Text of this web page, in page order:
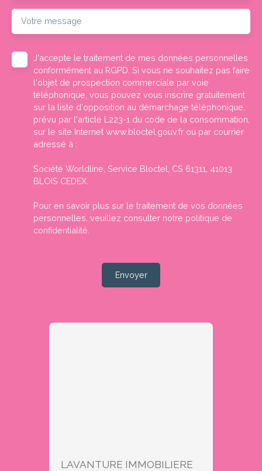
Votre message
J'accepte le traitement de mes données personnelles
conformément au RGPD. Si vous ne souhaitez pas faire
l'objet de prospection commerciale par voie
téléphonique, vous pouvez vous inscrire gratuitement
sur la liste d'opposition au démarchage téléphonique,
prévu par l'article L223-1 du code de la consommation,
sur le site Internet www.bloctel.gouv.fr ou par courrier
adressé à :
Société Worldline, Service Bloctel, CS 61311, 41013
BLOIS CEDEX.
Pour en savoir plus sur le traitement de vos données
personnelles, veuillez consulter notre politique de
confidentialité
Envoyer
LAVANTURE IMMOBILIERE